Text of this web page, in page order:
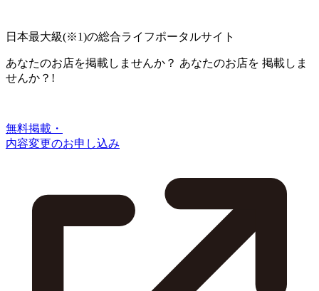
日本最大級(※1)の総合ライフポータルサイト
あなたのお店を掲載しませんか？ あなたのお店を 掲載しま
せんか？!
無料掲載・
内容変更のお申し込み